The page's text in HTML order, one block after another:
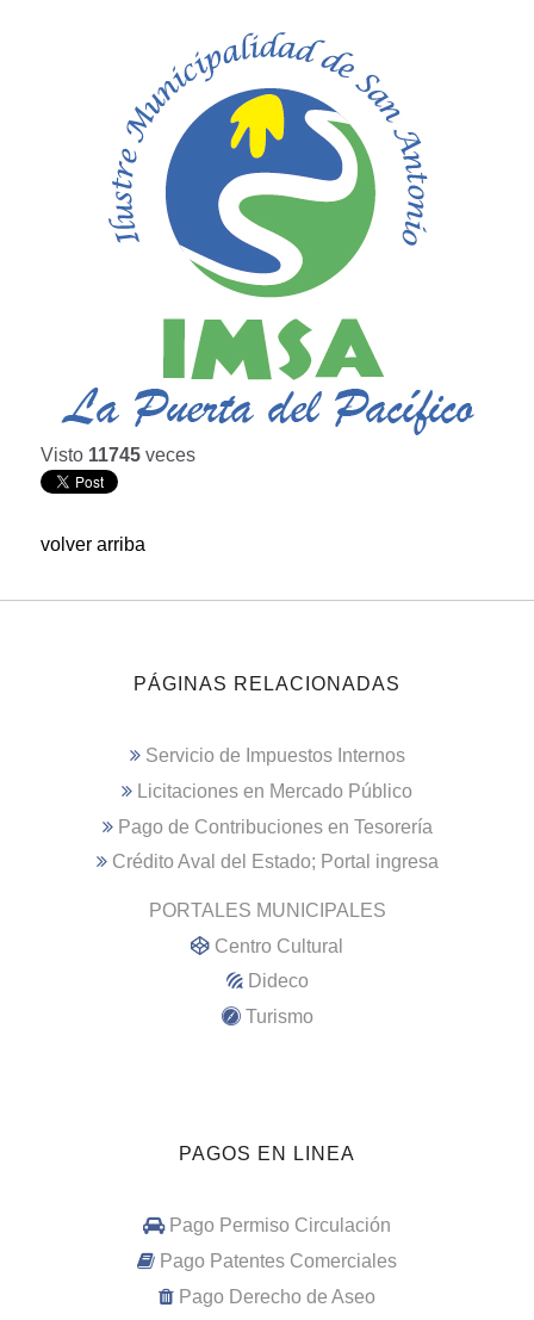
Visto 11745 veces
volver arriba
PÁGINAS RELACIONADAS
Servicio de Impuestos Internos
Licitaciones en Mercado Público
Pago de Contribuciones en Tesorería
Crédito Aval del Estado; Portal ingresa
PORTALES MUNICIPALES
Centro Cultural
Dideco
Turismo
PAGOS EN LINEA
Pago Permiso Circulación
Pago Patentes Comerciales
Pago Derecho de Aseo